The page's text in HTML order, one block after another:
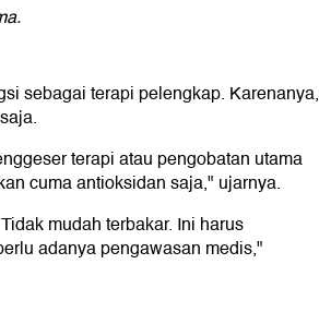
sebagai terapi pelengkap. Karenanya,
terapi atau pengobatan utama
cuma antioksidan saja," ujarnya.
mudah terbakar. Ini harus
adanya pengawasan medis,"